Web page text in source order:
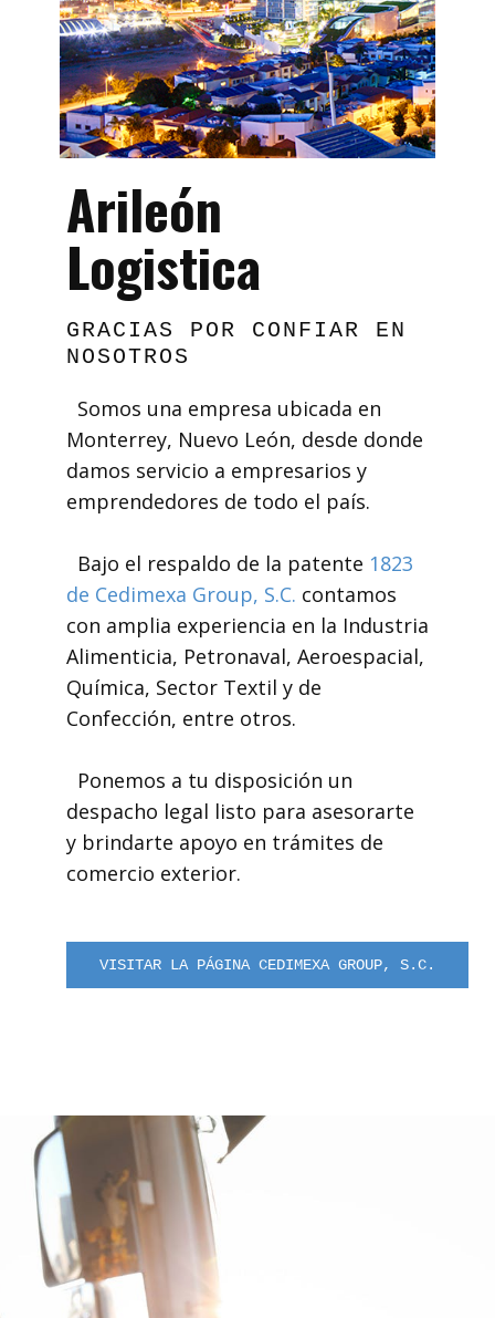
Arileón
Logistica
GRACIAS POR CONFIAR EN
NOSOTROS
Somos una empresa ubicada en
Monterrey, Nuevo León, desde donde
damos servicio a empresarios y
emprendedores de todo el país.
Bajo el respaldo de la patente 1823
de Cedimexa Group, S.C. contamos
con amplia experiencia en la Industria
Alimenticia, Petronaval, Aeroespacial,
Química, Sector Textil y de
Confección, entre otros.
Ponemos a tu disposición un
despacho legal listo para asesorarte
y brindarte apoyo en trámites de
comercio exterior.
VISITAR LA PÁGINA CEDIMEXA GROUP, S.C.